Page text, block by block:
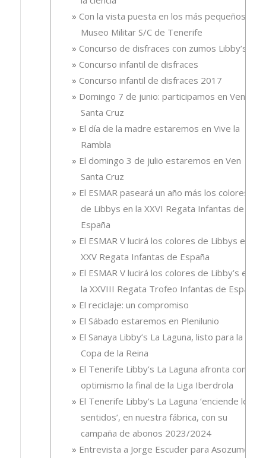
Con la vista puesta en los más pequeños.
Museo Militar S/C de Tenerife
Concurso de disfraces con zumos Libby’s
Concurso infantil de disfraces
Concurso infantil de disfraces 2017
Domingo 7 de junio: participamos en Ven
Santa Cruz
El día de la madre estaremos en Vive la
Rambla
El domingo 3 de julio estaremos en Ven
Santa Cruz
El ESMAR paseará un año más los colores
de Libbys en la XXVI Regata Infantas de
España
El ESMAR V lucirá los colores de Libbys en la
XXV Regata Infantas de España
El ESMAR V lucirá los colores de Libby’s en
la XXVIII Regata Trofeo Infantas de España
El reciclaje: un compromiso
El Sábado estaremos en Plenilunio
El Sanaya Libby’s La Laguna, listo para la
Copa de la Reina
El Tenerife Libby’s La Laguna afronta con
optimismo la final de la Liga Iberdrola
El Tenerife Libby’s La Laguna ‘enciende los
sentidos’, en nuestra fábrica, con su
campaña de abonos 2023/2024
Entrevista a Jorge Escuder para Asozumos